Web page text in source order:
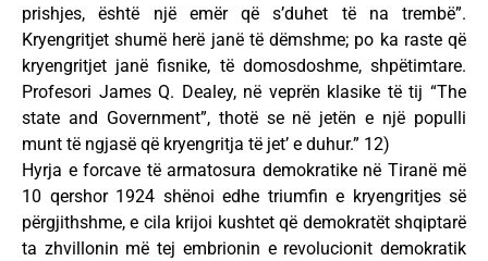
prishjes, është një emër që s’duhet të na trembë”.
Kryengritjet shumë herë janë të dëmshme; po ka raste që
kryengritjet janë fisnike, të domosdoshme, shpëtimtare.
Profesori James Q. Dealey, në veprën klasike të tij “The
state and Government”, thotë se në jetën e një populli
munt të ngjasë që kryengritja të jet’ e duhur.” 12)
Hyrja e forcave të armatosura demokratike në Tiranë më
10 qershor 1924 shënoi edhe triumfin e kryengritjes së
përgjithshme, e cila krijoi kushtet që demokratët shqiptarë
ta zhvillonin më tej embrionin e revolucionit demokratik